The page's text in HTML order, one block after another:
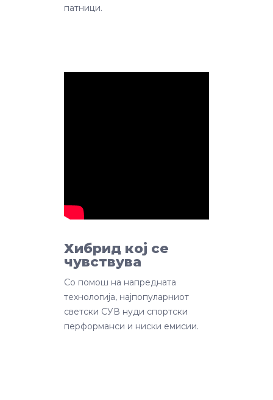
патници.
Хибрид кој се
чувствува
Со помош на напредната
технологија, најпопуларниот
светски СУВ нуди спортски
перформанси и ниски емисии.